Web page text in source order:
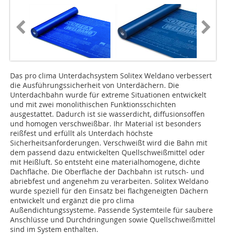
Das pro clima Unterdachsystem Solitex Weldano verbessert
die Ausführungssicherheit von Unterdächern. Die
Unterdachbahn wurde für extreme Situationen entwickelt
und mit zwei monolithischen Funktionsschichten
ausgestattet. Dadurch ist sie wasserdicht, diffusionsoffen
und homogen verschweißbar. Ihr Material ist besonders
reißfest und erfüllt als Unterdach höchste
Sicherheitsanforderungen. Verschweißt wird die Bahn mit
dem passend dazu entwickelten Quellschweißmittel oder
mit Heißluft. So entsteht eine materialhomogene, dichte
Dachfläche. Die Oberfläche der Dachbahn ist rutsch- und
abriebfest und angenehm zu verarbeiten. Solitex Weldano
wurde speziell für den Einsatz bei flachgeneigten Dächern
entwickelt und ergänzt die pro clima
Außendichtungssysteme. Passende Systemteile für saubere
Anschlüsse und Durchdringungen sowie Quellschweißmittel
sind im System enthalten.